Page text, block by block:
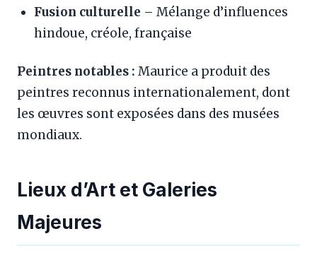
Fusion culturelle – Mélange d’influences
hindoue, créole, française
Peintres notables : Maurice a produit des
peintres reconnus internationalement, dont
les œuvres sont exposées dans des musées
mondiaux.
Lieux d’Art et Galeries
Majeures